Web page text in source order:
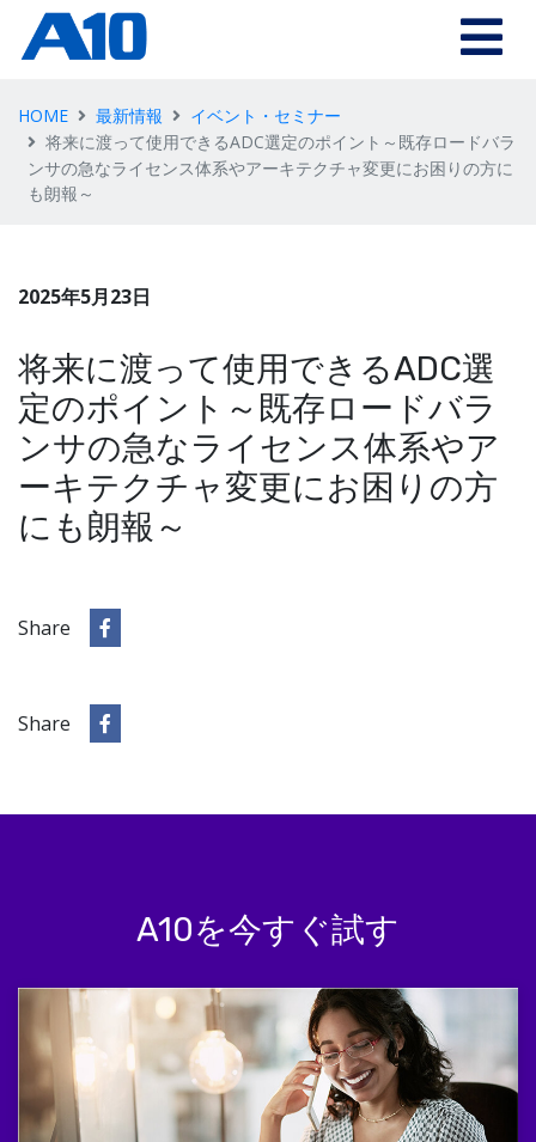
HOME 最新情報
イベント・セミナー
将来に渡って使用できるADC選定のポイント～既存ロードバラ
ンサの急なライセンス体系やアーキテクチャ変更にお困りの方に
も朗報～
2025年5月23日
将来に渡って使用できるADC選
定のポイント～既存ロードバラ
ンサの急なライセンス体系やア
ーキテクチャ変更にお困りの方
にも朗報～
Share
Share
A10を今すぐ試す